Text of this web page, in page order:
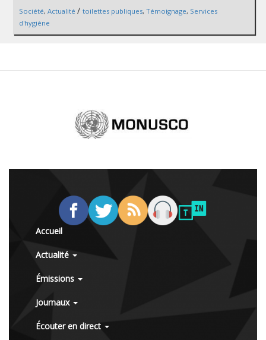
Société, Actualité / toilettes publiques, Témoignage, Services
d'hygiène
Accueil
Actualité
Émissions
Journaux
Écouter en direct